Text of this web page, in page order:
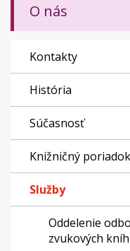
O nás
Kontakty
História
Súčasnosť
Knižničný poriadok
Služby
Oddelenie
zvukových kníh